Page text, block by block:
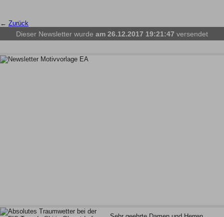
← Zurück
Dieser Newsletter wurde am 26.12.2017 19:21:47 versendet